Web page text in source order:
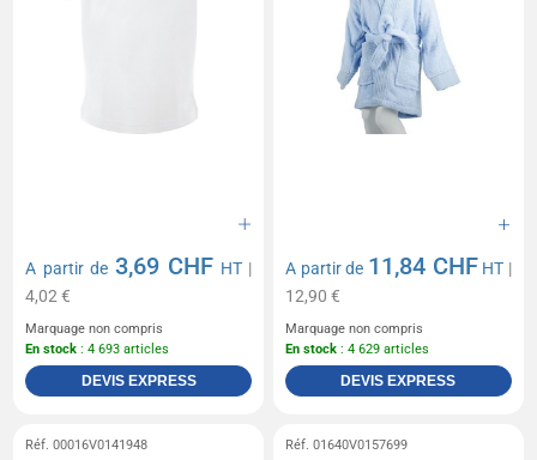
A partir de 3,69 CHF HT|
4,02 €
Marquage non compris
En stock : 4 693 articles
DEVIS EXPRESS
A partir de 11,84 CHF HT |
12,90 €
Marquage non compris
En stock : 4 629 articles
DEVIS EXPRESS
Réf. 00016V0141948 Réf. 01640V0157699